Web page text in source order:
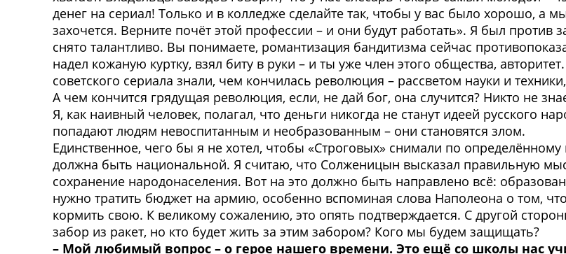
денег на сериал! Только и в колледже сделайте так, чтобы у вас было хорошо, а
захочется. Верните почёт этой профессии – и они будут работать». Я был против
снято талантливо. Вы понимаете, романтизация бандитизма сейчас
надел кожаную куртку, взял биту в руки – и ты уже член этого общества,
советского сериала знали, чем кончилась революция – рассветом науки и
А чем кончится грядущая революция, если, не дай бог, она случится? Никто не
Я, как наивный человек, полагал, что деньги никогда не станут идеей русского
попадают людям невоспитанным и необразованным – они становятся злом.
Единственное, чего бы я не хотел, чтобы «Строговых» снимали по
должна быть национальной. Я считаю, что Солженицын высказал правильную
сохранение народонаселения. Вот на это должно быть направлено всё:
нужно тратить бюджет на армию, особенно вспоминая слова Наполеона о том,
кормить свою. К великому сожалению, это опять подтверждается. С другой
забор из ракет, но кто будет жить за этим забором? Кого мы будем защищать?
– Мой любимый вопрос – о герое нашего времени. Это ещё со школы нас